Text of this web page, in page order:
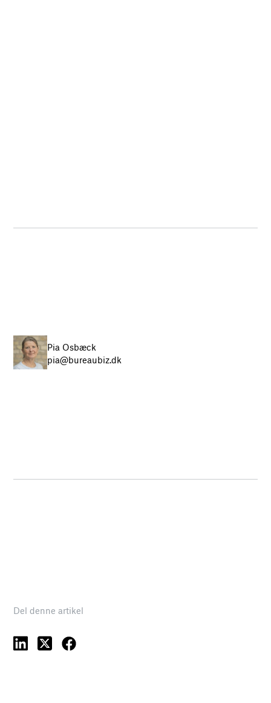
Pia Osbæck
pia@bureaubiz.dk
Del denne artikel